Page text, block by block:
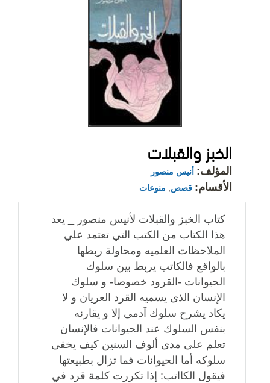
الخبز والقبلات
المؤلف: أنيس منصور
الأقسام: قصص منوعات
كتاب الخبز والقبلات لأنيس منصور _ يعد
هذا الكتاب من الكتب التي تعتمد علي
الملاحظات العلميه ومحاولة ربطها
بالواقع فالكاتب يربط بين سلوك
الحيوانات -القرود خصوصا- و سلوك
الإنسان الذى يسميه القرد العريان و لا
يكاد يشرح سلوك آدمى إلا و يقارنه
بنفس السلوك عند الحيوانات فالإنسان
تعلم على مدى ألوف السنين كيف يخفى
سلوكه أما الحيوانات فما تزال بطبيعتها
فيقول الكااتب: إذا تكررت كلمة قرد في